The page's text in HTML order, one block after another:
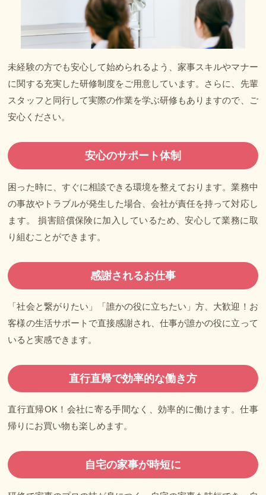
未経験の方でも安心して始められるよう、家事スキルやマナー
に関する充実した研修制度をご用意しています。さらに、先輩
スタッフと同行して実際の作業を学ぶ研修もありますので、ご
安心ください。
安心のサポート体制
困った時に、すぐに相談できる環境を整えております。業務中
の事故やトラブルが発生した場合、会社が責任を持って対応し
ます。 損害賠償保険に加入しているため、安心して業務に取
り組むことができます。
感謝されるお仕事
「社会と繋がりたい」「誰かの役に立ちたい」方、大歓迎！お
客様の生活サポートで直接感謝され、仕事が誰かの役に立って
いると実感できます。
直行直帰で効率的な働き方
直行直帰OK！会社に寄る手間なく、効率的に働けます。仕事
帰りにお買い物も楽しめます。
自宅の家事が時短に